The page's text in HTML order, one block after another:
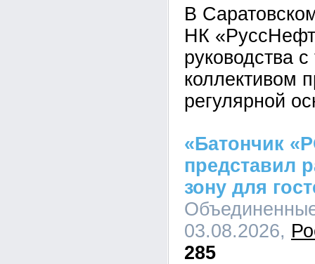
В
НК
руководства
коллективом
регулярной
«Батончик
представил
зону для
03.08.2026,
285